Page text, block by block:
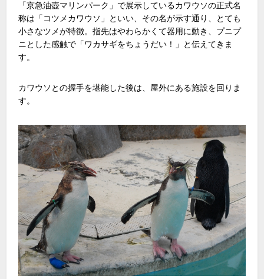
「京急油壺マリンパーク」で展示しているカワウソの正式名
称は「コツメカワウソ」といい、その名が示す通り、とても
小さなツメが特徴。指先はやわらかくて器用に動き、プニプ
ニとした感触で「ワカサギをちょうだい！」と伝えてきま
す。
カワウソとの握手を堪能した後は、屋外にある施設を回りま
す。